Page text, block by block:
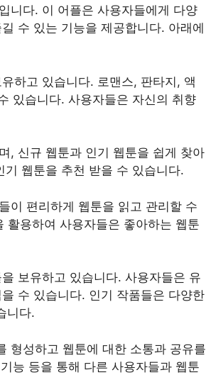
니다. 이 어플은 사용자들에게 다양
수 있는 기능을 제공합니다. 아래에
하고 있습니다. 로맨스, 판타지, 액
있습니다. 사용자들은 자신의 취향
, 신규 웹툰과 인기 웹툰을 쉽게 찾아
웹툰을 추천 받을 수 있습니다.
이 편리하게 웹툰을 읽고 관리할 수
활용하여 사용자들은 좋아하는 웹툰
보유하고 있습니다. 사용자들은 유
수 있습니다. 인기 작품들은 다양한
니다.
형성하고 웹툰에 대한 소통과 공유를
능 등을 통해 다른 사용자들과 웹툰